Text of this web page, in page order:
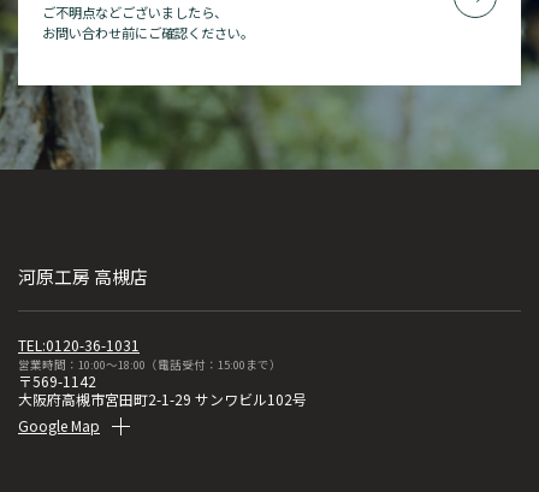
ご不明点などございましたら、
お問い合わせ前にご確認ください。
河原工房 高槻店
TEL:0120-36-1031
営業時間：10:00～18:00（電話受付：15:00まで）
〒569-1142
大阪府高槻市宮田町2-1-29 サンワビル102号
Google Map